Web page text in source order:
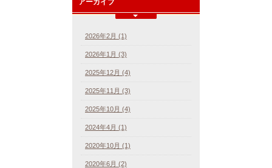
2026年2月 (1)
2026年1月 (3)
2025年12月 (4)
2025年11月 (3)
2025年10月 (4)
2024年4月 (1)
2020年10月 (1)
2020年6月 (2)